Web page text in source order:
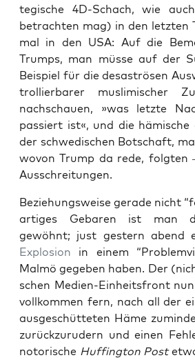
te­gi­sche 4D-Schach, wie
betrach­ten mag) in den letz­ten
mal in den USA: Auf die
Trumps, man müs­se auf der
Bei­spiel für die desas­trö­sen
trol­lier­ba­rer mus­li­mi­scher
nach­schau­en, »was letz­te
pas­siert ist«, und die
der schwe­di­schen Bot­schaft,
wovon Trump da rede, folg­ten
Ausschreitungen.
Bezie­hungs­wei­se gera­de nicht
ar­ti­ges Geba­ren ist man
gewöhnt; just ges­tern abend
Explo­si­on in einem
Mal­mö gege­ben haben. Der
schen Medi­en-Ein­heits­front
voll­kom­men fern, nach all der
aus­ge­schüt­te­ten Häme
zurück­zu­ru­dern und einen
noto­ri­sche Huf­fing­ton Post